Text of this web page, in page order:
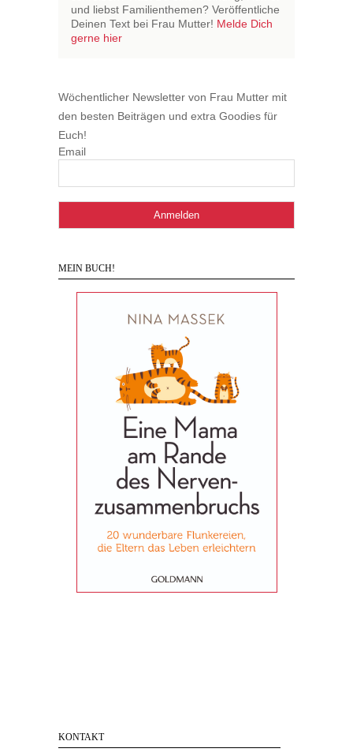
und liebst Familienthemen? Veröffentliche
Deinen Text bei Frau Mutter! Melde Dich
gerne hier
Wöchentlicher Newsletter von Frau Mutter mit
den besten Beiträgen und extra Goodies für
Euch!
Email
MEIN BUCH!
KONTAKT